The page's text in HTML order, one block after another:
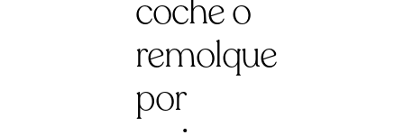
coche o
remolque
por